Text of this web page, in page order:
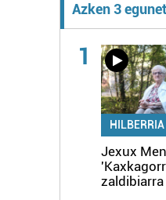
Azken 3
1
HILBERRIA
Jexux